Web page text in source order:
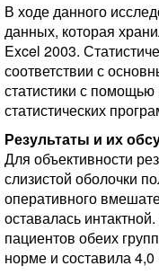
В ходе данного
данных, которая
Excel 2003.
соответствии с
статистики с
статистических
Результаты и их
Для объективности
слизистой оболочки
оперативного
оставалась
пациентов обеих
норме и составила